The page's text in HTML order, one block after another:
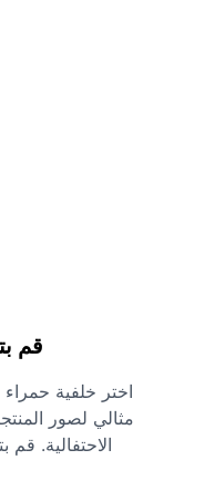
قم
اختر خلفية حمراء
مثالي لصور
الاحتفالية.